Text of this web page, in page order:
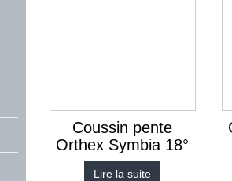
Coussin pente
Orthex Symbia 18°
Lire la suite